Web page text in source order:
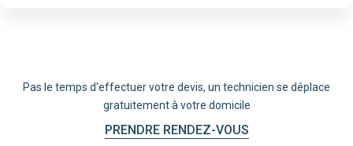
Pas le temps d'effectuer votre devis, un technicien se déplace
gratuitement à votre domicile
PRENDRE RENDEZ-VOUS